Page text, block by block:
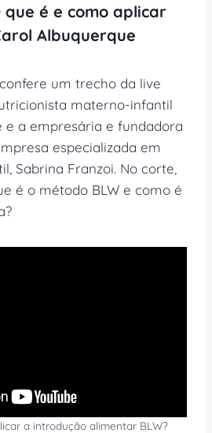
que é e como aplicar
Albuquerque
um trecho da live
materno-infantil
e a empresária e fundadora
especializada em
Sabrina Franzoi. No corte,
é o método BLW e como é
a introdução alimentar BLW?